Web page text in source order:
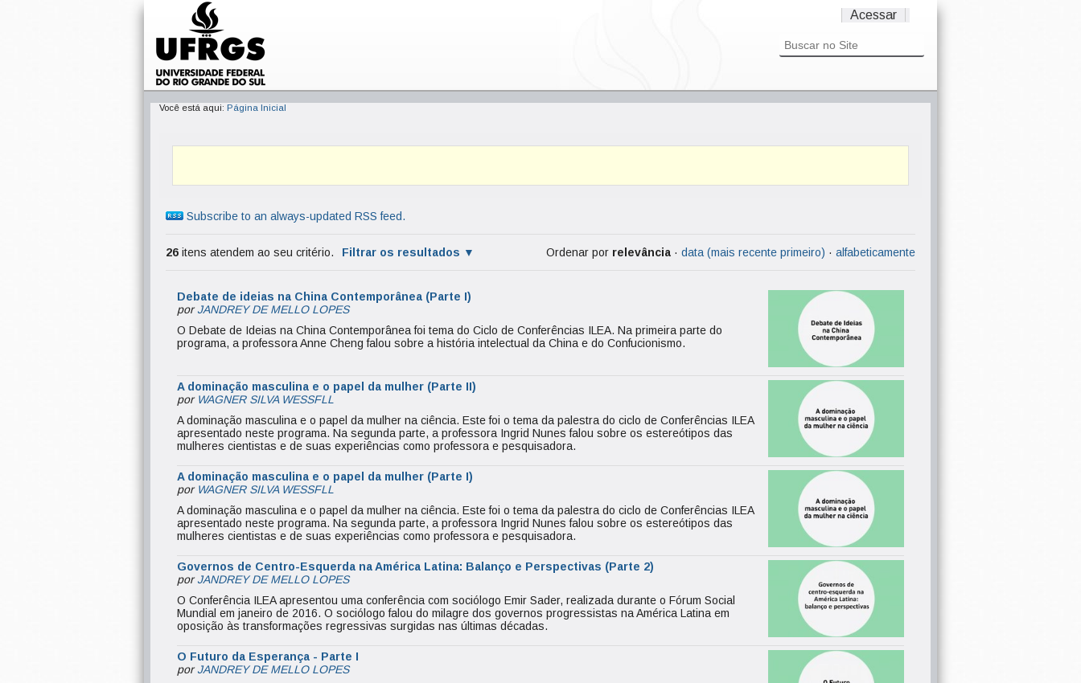
Acessar
Você está aqui: Página Inicial
Subscribe to an always-updated RSS feed.
26itens atendem ao seu critério. Filtrar os resultados Ordenar por relevância · data (mais recente primeiro) · alfabeticamente
Debate de ideias na China Contemporânea (Parte I)
porJANDREY DE MELLO LOPES
O Debate de Ideias na China Contemporânea foi tema do Ciclo de Conferências ILEA. Na primeira parte do
programa, a professora Anne Cheng falou sobre a história intelectual da China e do Confucionismo.
A dominação masculina e o papel da mulher (Parte II)
por WAGNER SILVA WESSFLL
A dominação masculina e o papel da mulher na ciência. Este foi o tema da palestra do ciclo de Conferências ILEA
apresentado neste programa. Na segunda parte, a professora Ingrid Nunes falou sobre os estereótipos das
mulheres cientistas e de suas experiências como professora e pesquisadora.
A dominação masculina e o papel da mulher (Parte I)
por WAGNER SILVA WESSFLL
A dominação masculina e o papel da mulher na ciência. Este foi o tema da palestra do ciclo de Conferências ILEA
apresentado neste programa. Na segunda parte, a professora Ingrid Nunes falou sobre os estereótipos das
mulheres cientistas e de suas experiências como professora e pesquisadora.
Governos de Centro-Esquerda na América Latina: Balanço e Perspectivas (Parte 2)
porJANDREY DE MELLO LOPES
O Conferência ILEA apresentou uma conferência com sociólogo Emir Sader, realizada durante o Fórum Social
Mundial em janeiro de 2016. O sociólogo falou do milagre dos governos progressistas na América Latina em
oposição às transformações regressivas surgidas nas últimas décadas.
O Futuro da Esperança - Parte I
porJANDREY DE MELLO LOPES